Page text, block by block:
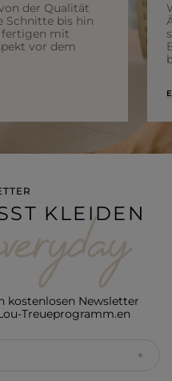
der Qualität
Schnitte bis hin
fertigen mit
vor dem
KLEIDEN
kostenlosen Newsletter
Treueprogramm.en